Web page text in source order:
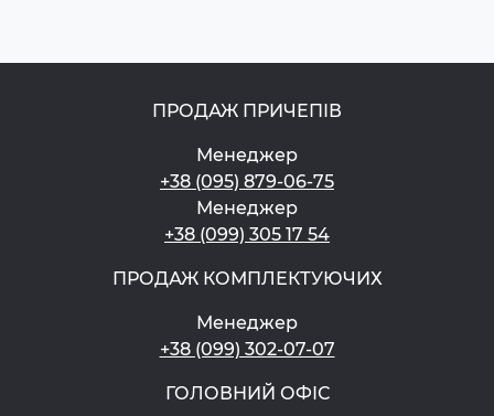
ПРОДАЖ ПРИЧЕПІВ
Менеджер
+38 (095) 879-06-75
Менеджер
+38 (099) 305 17 54
ПРОДАЖ КОМПЛЕКТУЮЧИХ
Менеджер
+38 (099) 302-07-07
ГОЛОВНИЙ ОФІС